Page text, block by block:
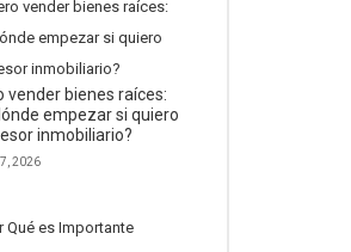
vender bienes raíces:
empezar si quiero
inmobiliario?
2026